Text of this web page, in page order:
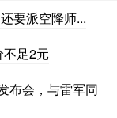
要派空降师...
足2元
布会，与雷军同